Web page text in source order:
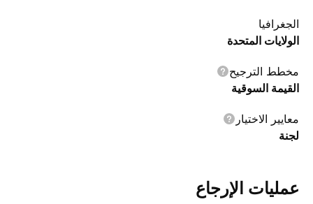
الجغرافيا
الولايات المتحدة
مخطط الترجيح
القيمة السوقية
معايير الاختيار
لجنة
عمليات الإرجاع